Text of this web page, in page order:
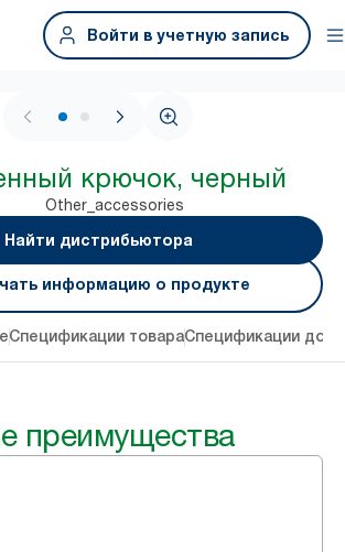
Войти в учетную запись
1 / 2
крючок, черный
Other_accessories
Найти дистрибьютора
информацию о продукте
Спецификации товараСпецификации
преимущества